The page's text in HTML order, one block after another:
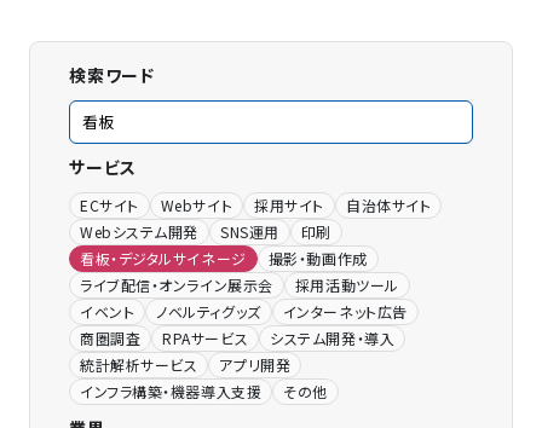
ー
検索ワード
サービス
ECサイト Webサイト 採用サイト
自治体サイト
Webシステム開発
SNS運用
印刷
看板・デジタルサイネージ
撮影・動画作成
ライブ配信・オンライン展示会
採用活動ツール
イベント
ノベルティグッズ
インターネット広告
商圏調査
RPAサービス
システム開発・導入
統計解析サービス
アプリ開発
インフラ構築・機器導入支援
その他